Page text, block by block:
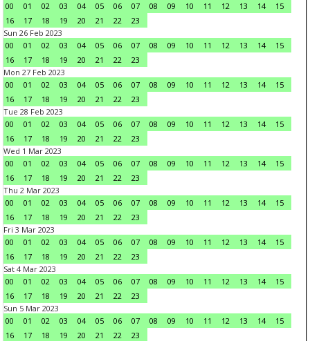
00
01 02 03 04 05 06 07 08 09 10 11 12 13 14
15
16
17 18 19 20 21 22
23
Sun 26 Feb 2023
00
01 02 03 04 05 06 07 08 09 10 11 12 13 14
15
16
17 18 19 20 21 22
23
Mon 27 Feb 2023
00
01 02 03 04 05 06 07 08 09 10 11 12 13 14
15
16
17 18 19 20 21 22
23
Tue 28 Feb 2023
00
01 02 03 04 05 06 07 08 09 10 11 12 13 14
15
16
17 18 19 20 21 22
23
Wed 1 Mar 2023
00
01 02 03 04 05 06 07 08 09 10 11 12 13 14
15
16
17 18 19 20 21 22
23
Thu 2 Mar 2023
00
01 02 03 04 05 06 07 08 09 10 11 12 13 14
15
16
17 18 19 20 21 22
23
Fri 3 Mar 2023
00
01 02 03 04 05 06 07 08 09 10 11 12 13 14
15
16
17 18 19 20 21 22
23
Sat 4 Mar 2023
00
01 02 03 04 05 06 07 08 09 10 11 12 13 14
15
16
17 18 19 20 21 22
23
Sun 5 Mar 2023
00
01 02 03 04 05 06 07 08 09 10 11 12 13 14
15
16
17 18 19 20 21 22
23